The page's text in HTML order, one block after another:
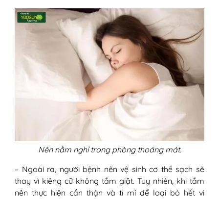
Nên nằm nghỉ trong phòng thoáng mát.
– Ngoài ra, người bệnh nên vệ sinh cơ thể sạch sẽ
thay vì kiêng cữ không tắm giặt. Tuy nhiên, khi tắm
nên thực hiện cẩn thận và tỉ mỉ để loại bỏ hết vi